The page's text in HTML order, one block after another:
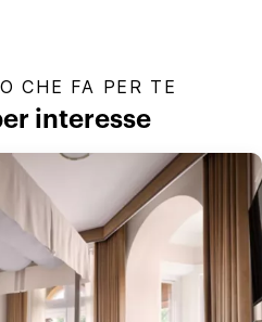
CHE FA PER TE
interesse